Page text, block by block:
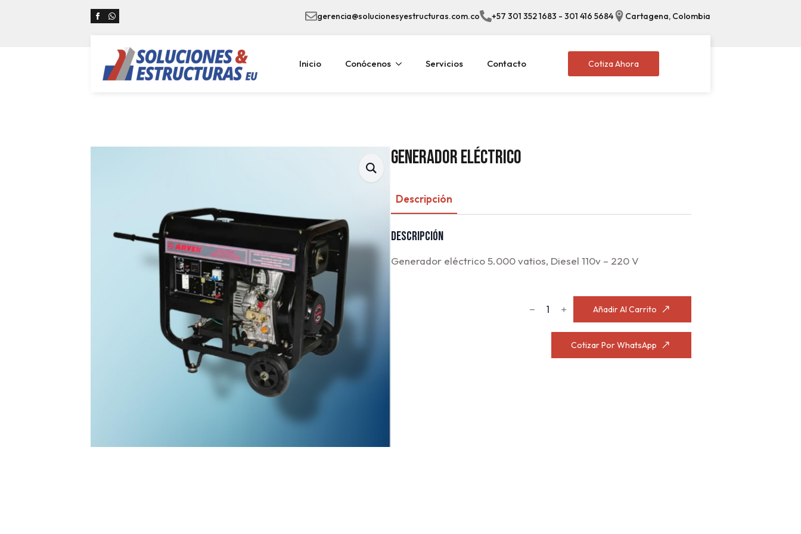
gerencia@solucionesyestructuras.com.co +57 301 352 1683 - 301 416 5684 Cartagena, Colombia
Inicio Conócenos Servicios Contacto Cotiza Ahora
GENERADOR ELÉCTRICO
Descripción
Descripción
Generador eléctrico 5.000 vatios, Diesel 110v – 220 V
ELÉCTRICO
Añadir Al Carrito
Cotizar Por WhatsApp